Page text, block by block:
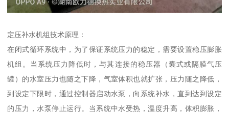
定压补水机组技术原理：
在闭式循环系统中，为了保证系统压力的稳定，需要设置稳压膨胀
机组。当系统压力降低时，与其连接的稳压器（囊式或隔膜气压
罐）的水室压力也随之下降，气室体积也就扩张，压力随之降低，
到设定下限时，通过控制器启动水泵，向系统补水，直到达到设定
的压力，水泵停止运行。当系统中水受热，温度升高，体积膨胀，